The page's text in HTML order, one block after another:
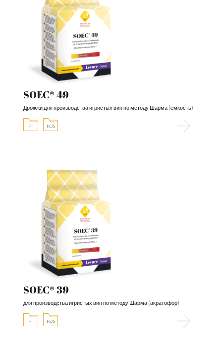
SOEC® 49
Дрожжи для производства игристых вин по методу Шарма (емкость)
FT FDS
SOEC® 39
для производства игристых вин по методу Шарма (акратофор)
FT FDS